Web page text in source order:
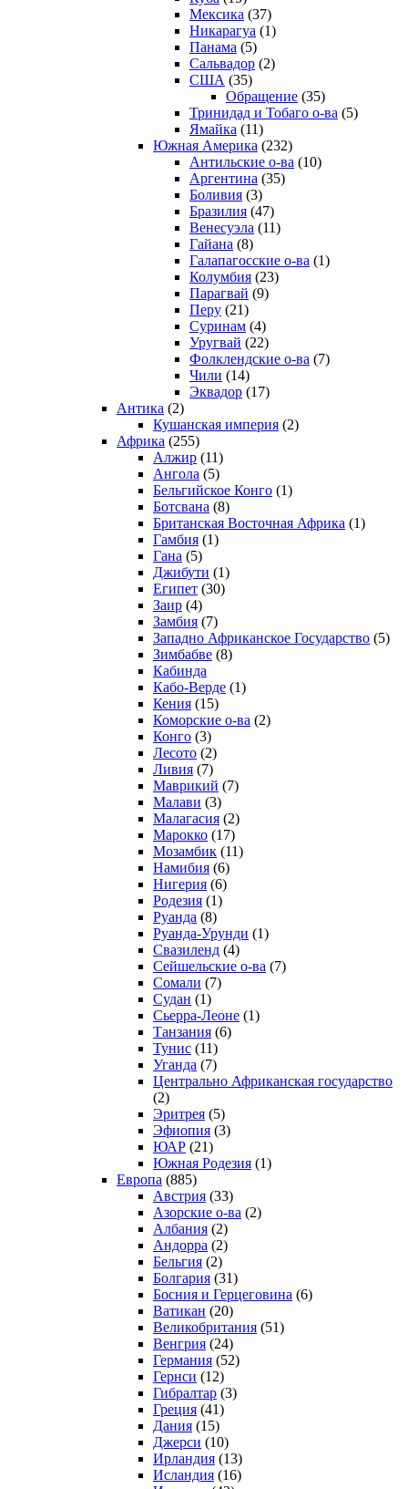
Мексика (37)
Никарагуа (1)
Панама (5)
Сальвадор (2)
США (35)
Обращение (35)
Тринидад и Тобаго о-ва (5)
Ямайка (11)
Южная Америка (232)
Антильские о-ва (10)
Аргентина (35)
Боливия (3)
Бразилия (47)
Венесуэла (11)
Гайана (8)
Галапагосские о-ва (1)
Колумбия (23)
Парагвай (9)
Перу (21)
Суринам (4)
Уругвай (22)
Фолклендские о-ва (7)
Чили (14)
Эквадор (17)
Антика (2)
Кушанская империя (2)
Африка (255)
Алжир (11)
Ангола (5)
Бельгийское Конго (1)
Ботсвана (8)
Британская Восточная Африка (1)
Гамбия (1)
Гана (5)
Джибути (1)
Египет (30)
Заир (4)
Замбия (7)
Западно Африканское Государство (5)
Зимбабве (8)
Кабинда
Кабо-Верде (1)
Кения (15)
Коморские о-ва (2)
Конго (3)
Лесото (2)
Ливия (7)
Маврикий (7)
Малави (3)
Малагасия (2)
Марокко (17)
Мозамбик (11)
Намибия (6)
Нигерия (6)
Родезия (1)
Руанда (8)
Руанда-Урунди (1)
Свазиленд (4)
Сейшельские о-ва (7)
Сомали (7)
Судан (1)
Сьерра-Леоне (1)
Танзания (6)
Тунис (11)
Уганда (7)
Центрально Африканская государство
(2)
Эритрея (5)
Эфиопия (3)
ЮАР (21)
Южная Родезия (1)
Европа (885)
Австрия (33)
Азорские о-ва (2)
Албания (2)
Андорра (2)
Бельгия (2)
Болгария (31)
Босния и Герцеговина (6)
Ватикан (20)
Великобритания (51)
Венгрия (24)
Германия (52)
Гернси (12)
Гибралтар (3)
Греция (41)
Дания (15)
Джерси (10)
Ирландия (13)
Исландия (16)